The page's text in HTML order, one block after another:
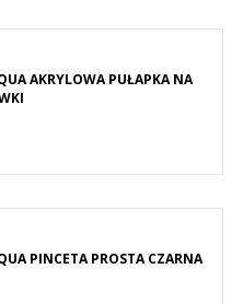
AKRYLOWA PUŁAPKA NA
PINCETA PROSTA CZARNA